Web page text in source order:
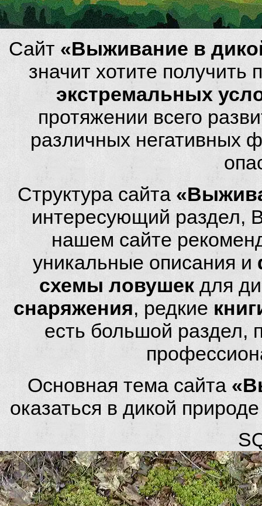
Сайт «Выживание в
значит хотите
экстремальных
протяжении всего
различных негативных
Структура сайта
интересующий раздел,
нашем сайте
уникальные описания и
схемы ловушек для
снаряжения, редкие
есть большой
Основная тема сайта
оказаться в дикой